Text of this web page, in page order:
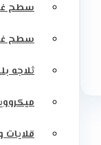
سطح
سطح
ثلاجه